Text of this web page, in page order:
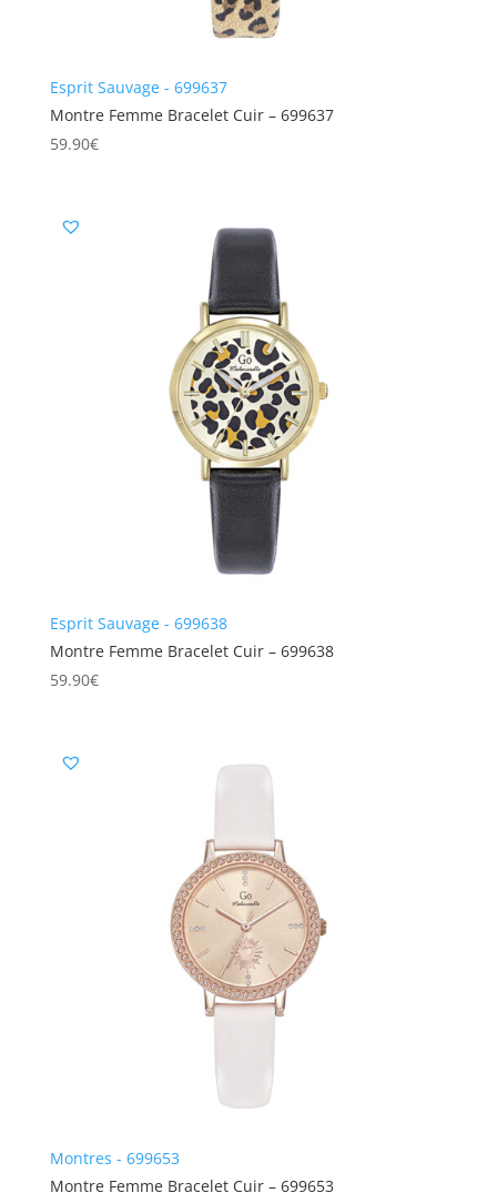
Esprit Sauvage - 699637
Montre Femme Bracelet Cuir – 699637
59.90€
Esprit Sauvage - 699638
Montre Femme Bracelet Cuir – 699638
59.90€
Montres - 699653
Montre Femme Bracelet Cuir – 699653